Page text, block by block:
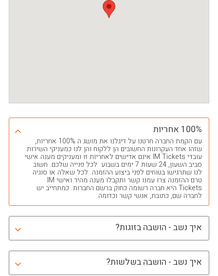
100% אחריות
עם הקמת החברה חרטנו על דיגלנו את מושג ה 100% אחריות,
שזהו אחד העקרונות החשובים הן ללקוח והן לנו כמעניקי השירות.
עובדי IM Tickets אינם אדישים לאחריות זו ומעניקים מענה אישי
סביב השעון, 24 שעות 7 ימים בשבוע לכל פנייה שלכם. חשוב
לנו שתרגישו בטוחים לפני ביצוע ההזמנה. לכל שאלה או סוגיה
טרם ההזמנה צרו עמנו קשר ותקבלו מענה מהיר ואישי IM
Tickets היא חברה רשומה כחוק ברשם החברות. כמתחייב יש
לחברה שם, כתובת, אנשי קשר וכדומה.
איך נשב - הושבה בזוגות?
איך נשב - הושבה בשלשות?